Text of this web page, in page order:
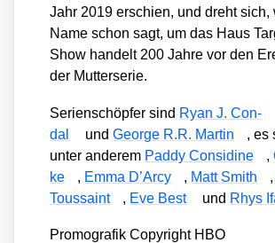
Jahr 2019 erschien, und dreht sich,
Name schon sagt, um das Haus
Show han­delt 200 Jah­re vor den
der Mut­ter­se­rie.
Seri­en­schöp­fer sind Ryan J. Con­
dal
undGeor­ge R.R. Mar­tin
, es
unter ande­rem Pad­dy Con­sidi­ne ,
ke
, Emma D’Ar­cy , Matt Smith ,
Tous­saint
, Eve Best und Rhys
Pro­mo­gra­fik Copy­right HBO